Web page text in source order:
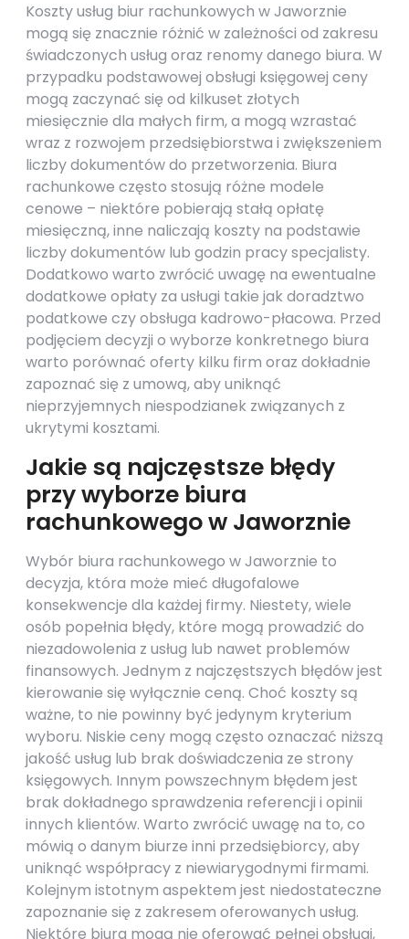
Koszty usług biur rachunkowych w Jaworznie
mogą się znacznie różnić w zależności od zakresu
świadczonych usług oraz renomy danego biura. W
przypadku podstawowej obsługi księgowej ceny
mogą zaczynać się od kilkuset złotych
miesięcznie dla małych firm, a mogą wzrastać
wraz z rozwojem przedsiębiorstwa i zwiększeniem
liczby dokumentów do przetworzenia. Biura
rachunkowe często stosują różne modele
cenowe – niektóre pobierają stałą opłatę
miesięczną, inne naliczają koszty na podstawie
liczby dokumentów lub godzin pracy specjalisty.
Dodatkowo warto zwrócić uwagę na ewentualne
dodatkowe opłaty za usługi takie jak doradztwo
podatkowe czy obsługa kadrowo-płacowa. Przed
podjęciem decyzji o wyborze konkretnego biura
warto porównać oferty kilku firm oraz dokładnie
zapoznać się z umową, aby uniknąć
nieprzyjemnych niespodzianek związanych z
ukrytymi kosztami.
Jakie są najczęstsze błędy
przy wyborze biura
rachunkowego w Jaworznie
Wybór biura rachunkowego w Jaworznie to
decyzja, która może mieć długofalowe
konsekwencje dla każdej firmy. Niestety, wiele
osób popełnia błędy, które mogą prowadzić do
niezadowolenia z usług lub nawet problemów
finansowych. Jednym z najczęstszych błędów jest
kierowanie się wyłącznie ceną. Choć koszty są
ważne, to nie powinny być jedynym kryterium
wyboru. Niskie ceny mogą często oznaczać niższą
jakość usług lub brak doświadczenia ze strony
księgowych. Innym powszechnym błędem jest
brak dokładnego sprawdzenia referencji i opinii
innych klientów. Warto zwrócić uwagę na to, co
mówią o danym biurze inni przedsiębiorcy, aby
uniknąć współpracy z niewiarygodnymi firmami.
Kolejnym istotnym aspektem jest niedostateczne
zapoznanie się z zakresem oferowanych usług.
Niektóre biura mogą nie oferować pełnej obsługi,